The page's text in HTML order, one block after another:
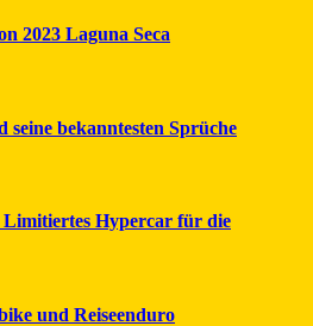
2023 Laguna Seca
bekanntesten Sprüche
Hypercar für die
und Reiseenduro